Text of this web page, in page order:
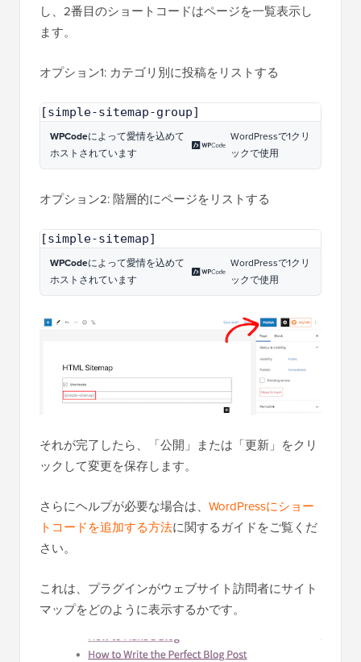
し、2番目のショートコードはページを一覧表示し
ます。
オプション1: カテゴリ別に投稿をリストする
[simple-sitemap-group]
WPCodeによって愛情を込めて
ホストされています
WordPressで1クリ
ックで使用
オプション2: 階層的にページをリストする
[simple-sitemap]
WPCodeによって愛情を込めて
ホストされています
WordPressで1クリ
ックで使用
それが完了したら、「公開」または「更新」をクリ
ックして変更を保存します。
さらにヘルプが必要な場合は、 WordPressにショー
トコードを追加する方法に関するガイドをご覧くだ
さい。
これは、プラグインがウェブサイト訪問者にサイト
マップをどのように表示するかです。